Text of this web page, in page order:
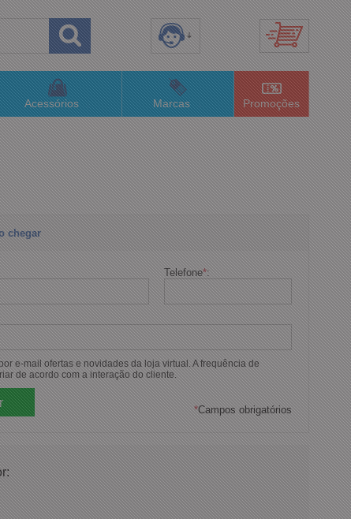
3658-4820
(48)996063435
Online
Acessórios Marcas Promoções
chegar
Telefone*:
e-mail ofertas e novidades da loja virtual. A frequência de
de acordo com a interação do cliente.
*Campos obrigatórios